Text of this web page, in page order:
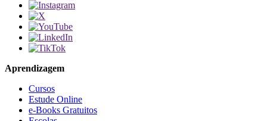
Aprendizagem
Cursos
Estude Online
e-Books Gratuitos